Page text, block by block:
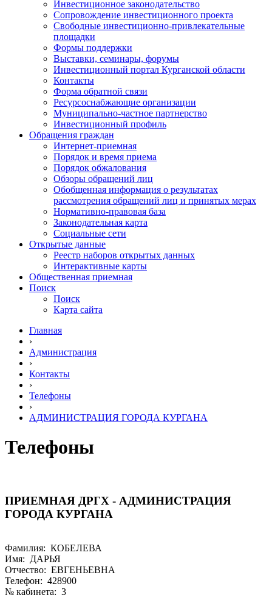
Инвестиционное законодательство
Сопровождение инвестиционного проекта
Свободные инвестиционно-привлекательные
площадки
Формы поддержки
Выставки, семинары, форумы
Инвестиционный портал Курганской области
Контакты
Форма обратной связи
Ресурсоснабжающие организации
Муниципально-частное партнерство
Инвестиционный профиль
Обращения граждан
Интернет-приемная
Порядок и время приема
Порядок обжалования
Обзоры обращений лиц
Обобщенная информация о результатах
рассмотрения обращений лиц и принятых мерах
Нормативно-правовая база
Законодательная карта
Социальные сети
Открытые данные
Реестр наборов открытых данных
Интерактивные карты
Общественная приемная
Поиск
Поиск
Карта сайта
Главная
›
Администрация
›
Контакты
›
Телефоны
›
АДМИНИСТРАЦИЯ ГОРОДА КУРГАНА
Телефоны
ПРИЕМНАЯ ДРГХ - АДМИНИСТРАЦИЯ
ГОРОДА КУРГАНА
Фамилия: КОБЕЛЕВА
Имя: ДАРЬЯ
Отчество: ЕВГЕНЬЕВНА
Телефон: 428900
№ кабинета: 3